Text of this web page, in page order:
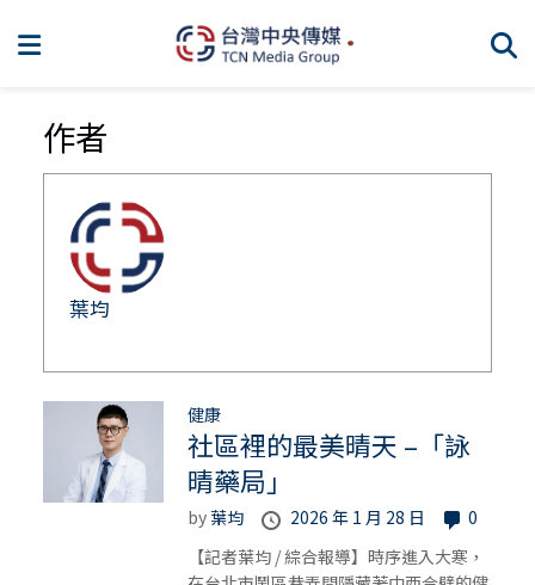
作者
葉均
健康
社區裡的最美晴天 –「詠
晴藥局」
by葉均 2026 年 1 月 28 日
0
【記者葉均 / 綜合報導】時序進入大寒，